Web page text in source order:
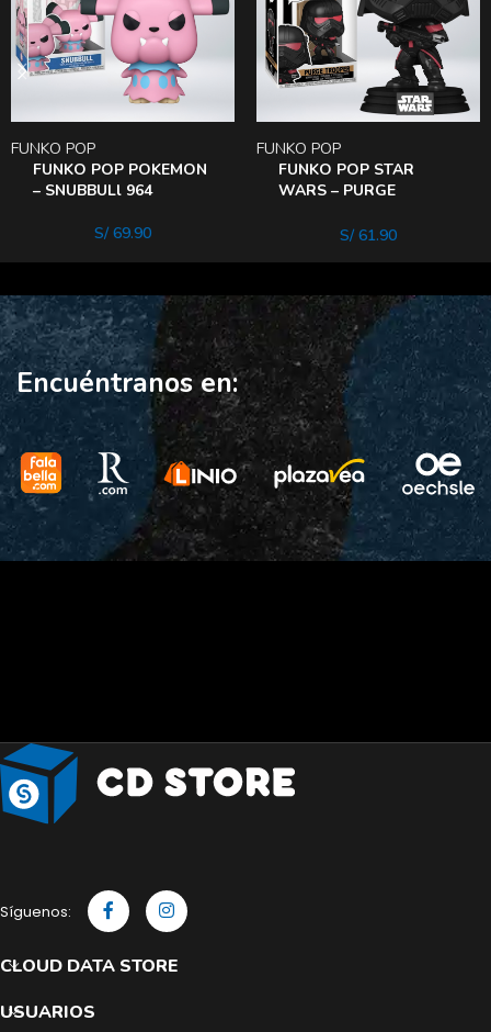
FUNKO POP POKEMON
– SNUBBULl 964
FUNKO POP
S/69.90
FUNKO POP STAR
WARS – PURGE
FUNKO POP
S/61.90
Encuéntranos en:
Síguenos:
CLOUD DATA STORE
USUARIOS